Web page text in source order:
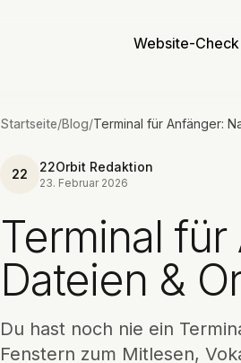
Website-Check
Startseite/Blog/
22 22Orbit Redaktion
23. Februar 2026
Terminal
Dateien &
Du hast noch nie ein
Fenstern zum Mitlesen,